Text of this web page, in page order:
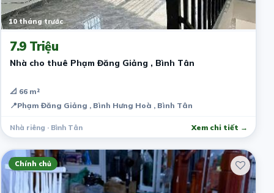
10 tháng trước
7.9 Triệu
Nhà cho thuê Phạm Đăng Giảng , Bình Tân
📐 66 m²
📍Phạm Đăng Giảng , Bình Hưng Hoà , Bình Tân
Nhà riêng · Bình Tân Xem chi tiết →
Chính chủ